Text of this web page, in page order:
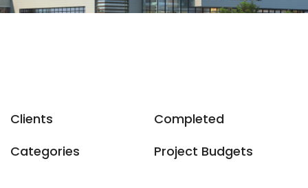
Clients
Completed
Categories
Project Budgets